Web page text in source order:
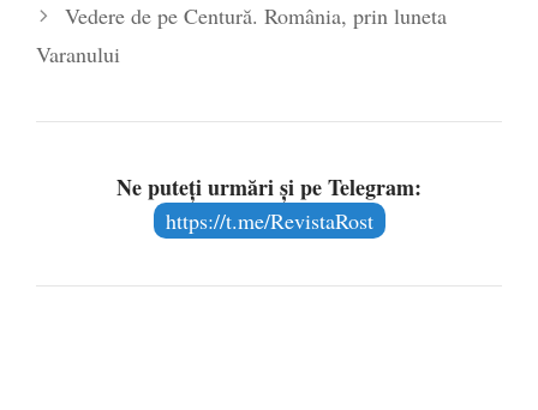
Vedere de pe Centură. România, prin luneta
Varanului
Ne puteți urmări și pe Telegram:
https://t.me/RevistaRost